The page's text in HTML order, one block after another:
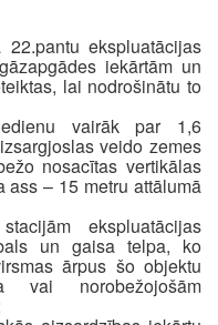
ekspluatācijas
iekārtām un
lai nodrošinātu to
vairāk par 1,6
veido zemes
nosacītas vertikālas
ass – 15 metru attālumā
ekspluatācijas
un gaisa telpa, ko
ārpus šo objektu
vai norobežojošām